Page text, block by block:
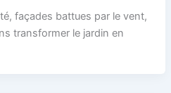
façades battues par le vent,
transformer le jardin en